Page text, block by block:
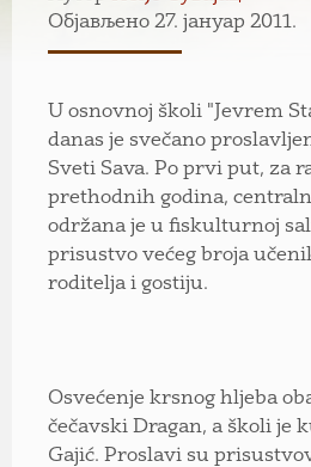
Објављено 27. јануар 2011.
U osnovnoj školi "Jevrem
danas je svečano
Sveti Sava. Po prvi put, za
prethodnih godina,
održana je u fiskulturnoj
prisustvo većeg broja
roditelja i gostiju.
Osvećenje krsnog hljeba
čečavski Dragan, a školi je
Gajić. Proslavi su